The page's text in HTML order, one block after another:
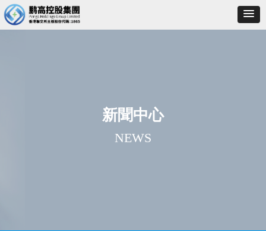
新聞中心
NEWS